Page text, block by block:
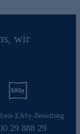
wir
EASy-Bestellung
29 888 29